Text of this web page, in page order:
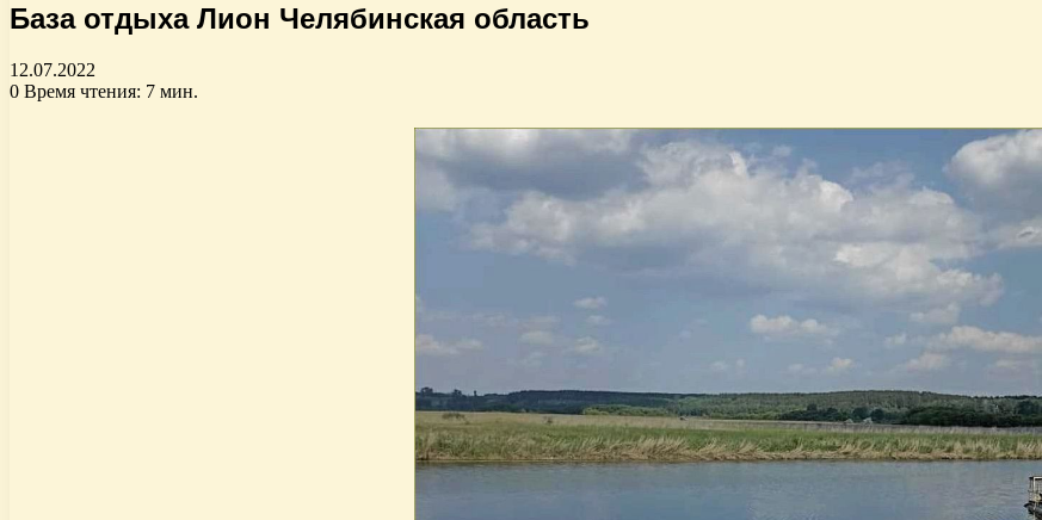
База отдыха Лион Челябинская область
12.07.2022
0 Время чтения: 7 мин.